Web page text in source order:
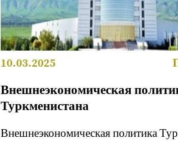
10.03.2025
Внешнеэкономическая
Туркменистана
Внешнеэкономическая политика